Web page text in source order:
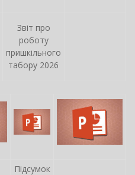
Звіт про
роботу
пришкільного
табору 2026
Підсумок